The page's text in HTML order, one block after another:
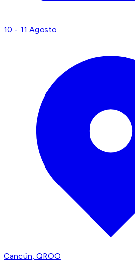
10 - 11 Agosto
Cancún, QROO